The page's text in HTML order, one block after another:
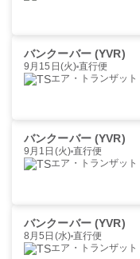
バンクーバー (YVR)
9月15日(火) 直行便
エア・トランザット
バンクーバー (YVR)
9月1日(火) 直行便
エア・トランザット
バンクーバー (YVR)
8月5日(水) 直行便
エア・トランザット